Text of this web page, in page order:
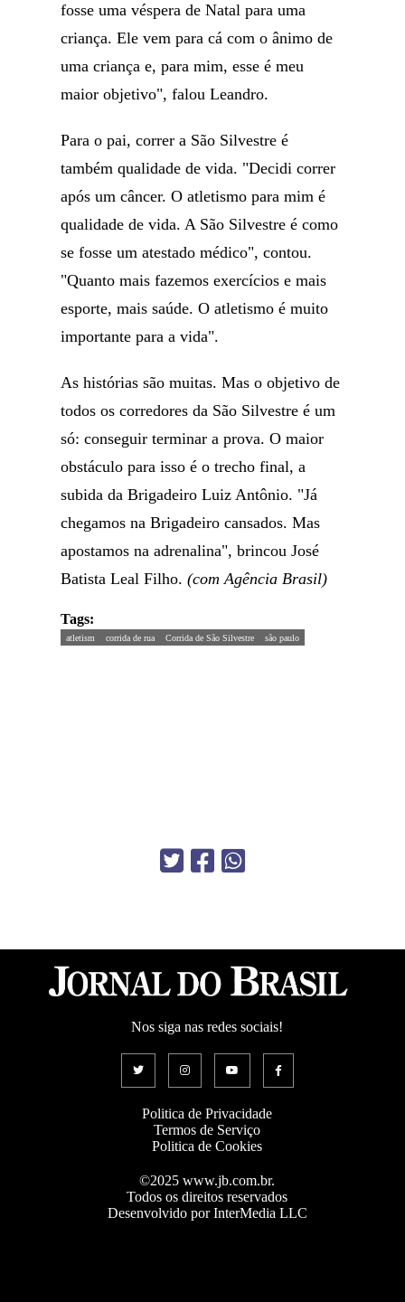
fosse uma véspera de Natal para uma
criança. Ele vem para cá com o ânimo de
uma criança e, para mim, esse é meu
maior objetivo", falou Leandro.
Para o pai, correr a São Silvestre é
também qualidade de vida. "Decidi correr
após um câncer. O atletismo para mim é
qualidade de vida. A São Silvestre é como
se fosse um atestado médico", contou.
"Quanto mais fazemos exercícios e mais
esporte, mais saúde. O atletismo é muito
importante para a vida".
As histórias são muitas. Mas o objetivo de
todos os corredores da São Silvestre é um
só: conseguir terminar a prova. O maior
obstáculo para isso é o trecho final, a
subida da Brigadeiro Luiz Antônio. "Já
chegamos na Brigadeiro cansados. Mas
apostamos na adrenalina", brincou José
Batista Leal Filho.(com Agência Brasil)
Tags:
atletism corrida de rua Corrida de São Silvestre são paulo
Nos siga nas redes sociais!
Politica de Privacidade
Termos de Serviço
Politica de Cookies
©2025 www.jb.com.br.
Todos os direitos reservados
Desenvolvido por InterMedia LLC